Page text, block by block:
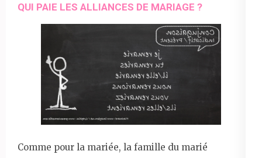
QUI PAIE LES ALLIANCES DE MARIAGE ?
Comme pour la mariée, la famille du marié